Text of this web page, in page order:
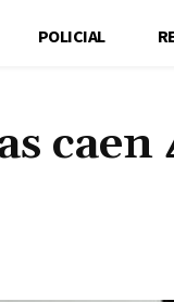
POLICIAL
caen